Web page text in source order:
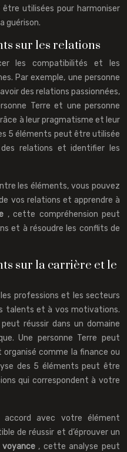
utilisées pour harmoniser
guérison.
sur les relations
les compatibilités et les
Par exemple, une personne
des relations passionnées,
Terre et une personne
à leur pragmatisme et leur
5 éléments peut être utilisée
relations et identifier les
les éléments, vous pouvez
vos relations et apprendre à
, cette compréhension peut
et à résoudre les conflits de
sur la carrière et le
professions et les secteurs
talents et à vos motivations.
réussir dans un domaine
Une personne Terre peut
comme la finance ou
des 5 éléments peut être
qui correspondent à votre
accord avec votre élément
de réussir et d’éprouver un
voyance , cette analyse peut